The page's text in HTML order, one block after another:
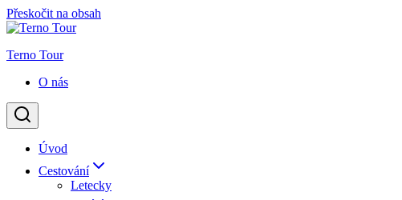
Přeskočit na obsah
Terno Tour
O nás
Úvod
Cestování
Letecky